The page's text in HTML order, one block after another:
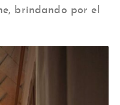
brindando por el